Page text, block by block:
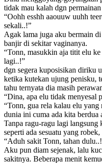
tidak mau kalah dgn
“Oohh esshh aaouuw uuhh
sekali..!”
Agak lama juga aku bermain
banjir di sekitar vaginanya.
“Tonn, masukkin aja titit elu
lagi..!”
dgn segera kuposisikan diriku
ketika kutekan ujung penisku,
tahu ternyata dia masih
“Dina, apa elu tidak menyesal
“Tonn, gua rela kalau elu
dunia ini cuma ada kita berdua
Tanpa ragu-ragu lagi langsung
seperti ada sesuatu yang
“Aduh sakit Tonn, tahan
Aku pun diam sejenak, lalu
sakitnya. Beberapa menit